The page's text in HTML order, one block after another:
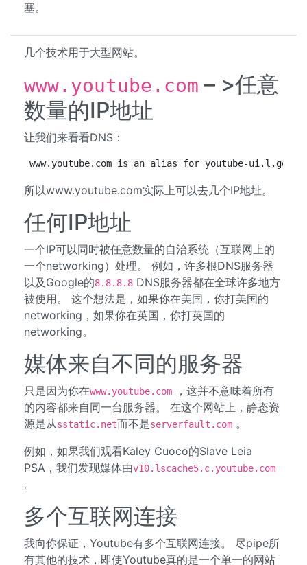
塞。
几个技术用于大型网站。
www.youtube.com – >任意
数量的IP地址
让我们来看看DNS：
www.youtube.com is an alias for youtube-
所以www.youtube.com实际上可以去几个IP地址。
任何IP地址
一个IP可以同时被任意数量的自治系统（互联网上的
一个networking）处理。 例如，许多根DNS服务器
以及Google的8.8.8.8 DNS服务器都在全球许多地方
被使用。 这个想法是，如果你在美国，你打美国的
networking，如果你在英国，你打英国的
networking。
媒体来自不同的服务器
只是因为你在www.youtube.com
，这并不意味着所有
的内容都来自同一台服务器。 在这个网站上，静态资
源是从sstatic.net而不是serverfault.com 。
例如，如果我们观看Kaley Cuoco的Slave Leia
PSA，我们发现媒体由v10.lscache5.c.youtube.com
。
多个互联网连接
我向你保证，Youtube有多个互联网连接。 尽pipe所
有其他的技术，即使Youtube真的是一个单一的网站